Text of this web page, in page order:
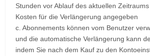
Stunden vor Ablauf des aktuellen
Kosten für die Verlängerung angegeben
c. Abonnements können vom Benutzer
und die automatische Verlängerung kann
indem Sie nach dem Kauf zu den